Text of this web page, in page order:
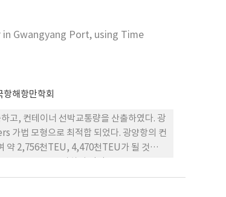
Gwangyang Port, using Time
항해항만학회
고, 컨테이너 선박교통량을 산출하였다. 광
가법 모형으로 최적합 되었다. 광양항의 컨
약 2,756천TEU, 4,470천TEU가 될 것으로
년에 각각 4,078척, 5,921척이 될 것으로 추